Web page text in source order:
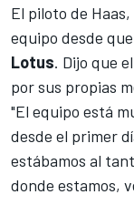
El piloto de Haas,
equipo desde
Lotus. Dijo que
por sus propias
"El equipo está
desde el primer
estábamos al
donde estamos,